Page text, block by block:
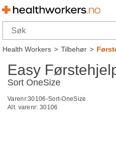
Health Workers>Tilbehør>
Easy
Sort OneSize
Varenr:30106-Sort-OneSize
Alt. varenr: 30106